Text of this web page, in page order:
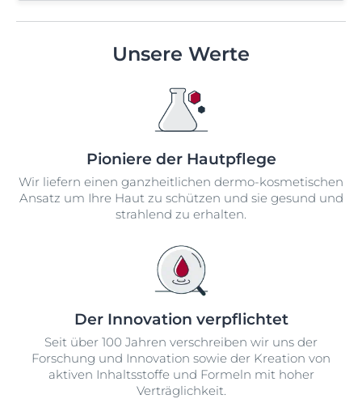
Unsere Werte
Pioniere der Hautpflege
Wir liefern einen ganzheitlichen dermo-kosmetischen
Ansatz um Ihre Haut zu schützen und sie gesund und
strahlend zu erhalten.
Der Innovation verpflichtet
Seit über 100 Jahren verschreiben wir uns der
Forschung und Innovation sowie der Kreation von
aktiven Inhaltsstoffe und Formeln mit hoher
Verträglichkeit.